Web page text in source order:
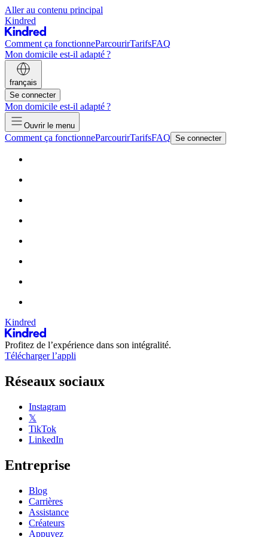
Aller au contenu principal
Kindred
Comment ça fonctionneParcourirTarifsFAQ
Mon domicile est-il adapté ?
français
Se connecter
Mon domicile est-il adapté ?
Ouvrir le menu
Comment ça fonctionneParcourirTarifsFAQ Se connecter
Kindred
Profitez de l’expérience dans son intégralité.
Télécharger l’appli
Réseaux sociaux
Instagram
𝕏
TikTok
LinkedIn
Entreprise
Blog
Carrières
Assistance
Créateurs
Appuyez